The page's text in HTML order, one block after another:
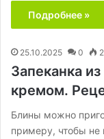
Подробнее »
25.10.2025 0
Запеканка
кремом.
Блины можно
примеру, чтобы не